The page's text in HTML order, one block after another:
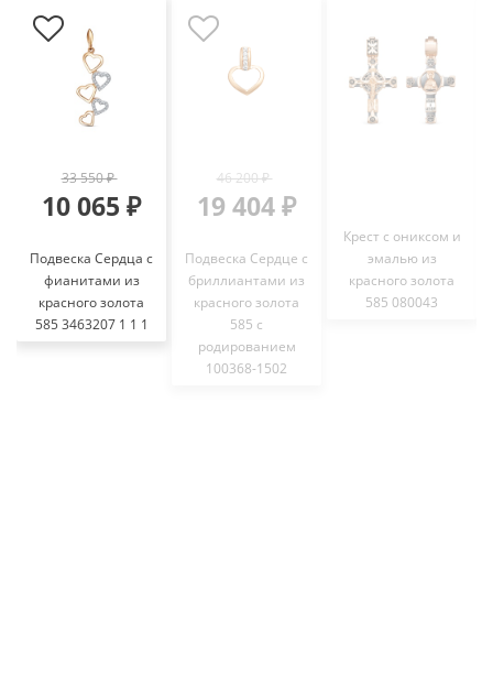
33 550 ₽
10 065 ₽
Подвеска Сердца с
фианитами из
красного золота
585 3463207 1 1 1
46 200 ₽
19 404 ₽
Подвеска Сердце с
бриллиантами из
красного золота
585 с
родированием
100368-1502
Крест с ониксом и
эмалью из
красного золота
585 080043